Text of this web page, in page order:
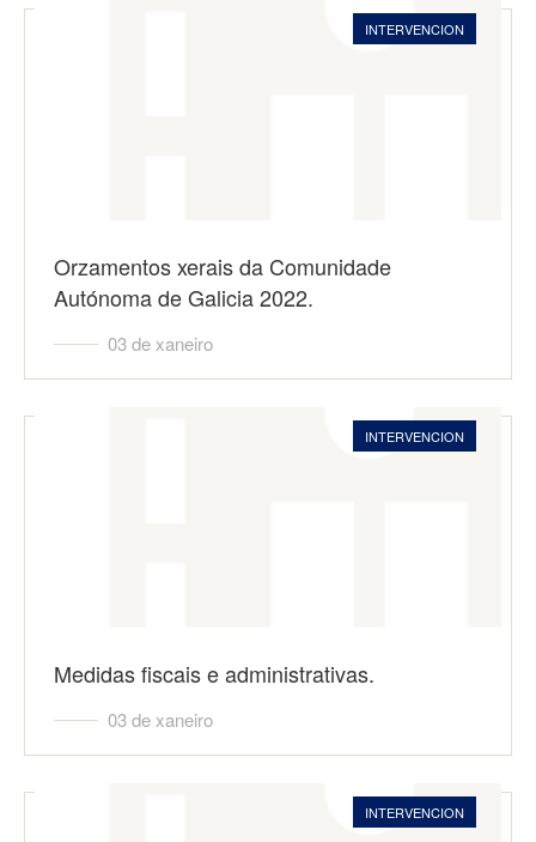
INTERVENCION
Orzamentos xerais da Comunidade
Autónoma de Galicia 2022.
03 de xaneiro
INTERVENCION
Medidas fiscais e administrativas.
03 de xaneiro
INTERVENCION